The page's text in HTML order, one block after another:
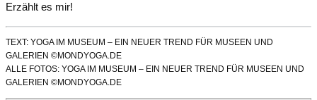
Erzählt es mir!
TEXT: YOGA IM MUSEUM – EIN NEUER TREND FÜR MUSEEN UND
GALERIEN ©MONDYOGA.DE
ALLE FOTOS: YOGA IM MUSEUM – EIN NEUER TREND FÜR MUSEEN UND
GALERIEN ©MONDYOGA.DE